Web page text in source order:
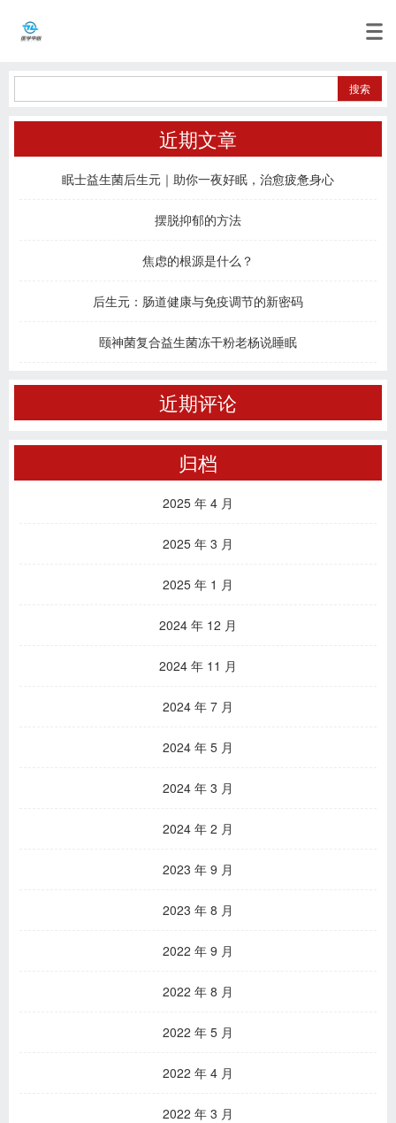
近期文章
眠士益生菌后生元｜助你一夜好眠，治愈疲惫身心
摆脱抑郁的方法
焦虑的根源是什么？
后生元：肠道健康与免疫调节的新密码
颐神菌复合益生菌冻干粉老杨说睡眠
近期评论
归档
2025 年 4 月
2025 年 3 月
2025 年 1 月
2024 年 12 月
2024 年 11 月
2024 年 7 月
2024 年 5 月
2024 年 3 月
2024 年 2 月
2023 年 9 月
2023 年 8 月
2022 年 9 月
2022 年 8 月
2022 年 5 月
2022 年 4 月
2022 年 3 月